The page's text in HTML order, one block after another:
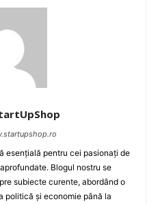
esențială pentru cei pasionați de
Blogul nostru se
subiecte curente, abordând o
politică și economie până la